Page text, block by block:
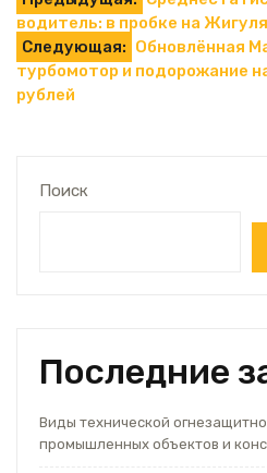
по
записям
водитель: в пробке на
Следующая: Обновлённая
турбомотор и подорожание
рублей
Поиск
Последние
Виды технической
промышленных объектов и